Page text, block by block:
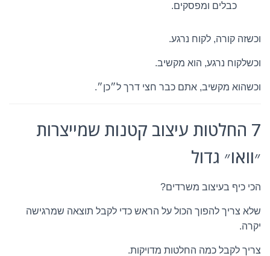
כבלים ומפסקים.
וכשזה קורה, לקוח נרגע.
וכשלקוח נרגע, הוא מקשיב.
וכשהוא מקשיב, אתם כבר חצי דרך ל״כן״.
7 החלטות עיצוב קטנות שמייצרות
״וואו״ גדול
הכי כיף בעיצוב משרדים?
שלא צריך להפוך הכול על הראש כדי לקבל תוצאה שמרגישה
יקרה.
צריך לקבל כמה החלטות מדויקות.